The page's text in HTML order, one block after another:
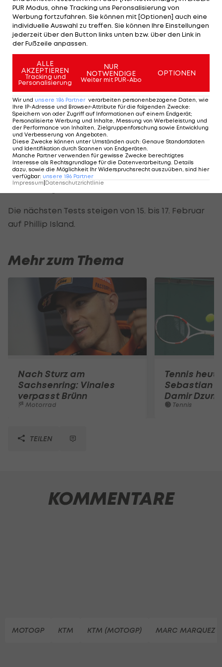
lagen vor einem Jahr viel weiter zurück. Ich hatte
deutlich mehr Probleme. Im vergangenen Jahr
verstand ich bei diesem Test überhaupt nichts.
Nun können wir die Probleme adressieren."
KTM beendet den Test auf Platz 21 in Person von
Bradley Smith, der 1,970 Sekunden Rückstand hat.
Pol Espargaro fährt etwas langsamer und landet
auf Position 23 (+2,138).
"Ich denke, dass wir beide gute Fortschritte
erzielt haben. Wir haben in die gleiche Richtung
gearbeitet. Wir können mit dem gleichen Bike
ähnliche Rundenzeiten fahren, was auch in der
Entwicklung hilft", meint Smith.
Die nächsten Tests steigen von 15. bis 17. Februar
auf Phillip Island.
Mehr zum Thema
Nach Sturz am
Sachsenring: Vinales
verpasst Brünn
Motorrad
Tennis
Sebastian
Damir
Tennis
TEILEN
KOMMENTARE
MOTOGP KTM KTM (MOTOGP) MARC MARQUEZ
PUR Modus, ohne Tracking uns Peronsalisierung von
Werbung fortzufahren. Sie können mit [Optionen] auch eine
individuelle Auswahl zu treffen. Sie können Ihre Einstellungen
jederzeit über den Button links unten bzw. über den Link in
der Fußzeile anpassen.
ALLE
AKZEPTIEREN
Tracking und
Personalisierung
NUR
NOTWENDIGE
Weiter mit PUR-Abo
OPTIONEN
Wir und unsere 186 Partner verarbeiten personenbezogene Daten, wie
Ihre IP-Adresse und Browser-Attribute für die folgenden Zwecke:
Speichern von oder Zugriff auf Informationen auf einem Endgerät;
Personalisierte Werbung und Inhalte, Messung von Werbeleistung und
der Performance von Inhalten, Zielgruppenforschung sowie Entwicklung
und Verbesserung von Angeboten
Diese Zwecke können unter Umständen auch: Genaue Standortdaten
und Identifikation durch Scannen von Endgeräten
Manche Partner verwenden für gewisse Zwecke berechtigtes
Interesse als Rechtsgrundlage für die Datenverarbeitung. Details
dazu, sowie die Möglichkeit Ihr Widerspruchsrecht auszuüben, sind hier
verfügbar: unsere 186 Partner
Impressum|Datenschutzrichtlinie